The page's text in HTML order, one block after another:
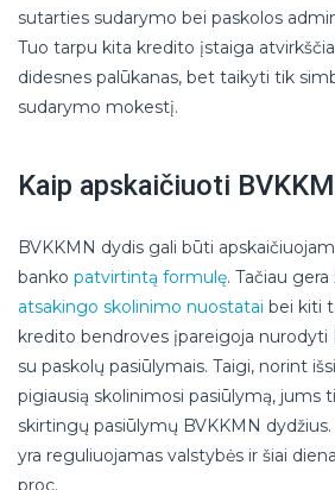
sutarties sudarymo bei paskolos
Tuo tarpu kita kredito įstaiga
didesnes palūkanas, bet taikyti tik
sudarymo mokestį.
Kaip apskaičiuoti
BVKKMN dydis gali būti
banko patvirtintą formulę. Tačiau
atsakingo skolinimo nuostatai bei kiti
kredito bendroves įpareigoja nurodyti
su paskolų pasiūlymais. Taigi, norint
pigiausią skolinimosi pasiūlymą, jums
skirtingų pasiūlymų BVKKMN
yra reguliuojamas valstybės ir šiai
proc.